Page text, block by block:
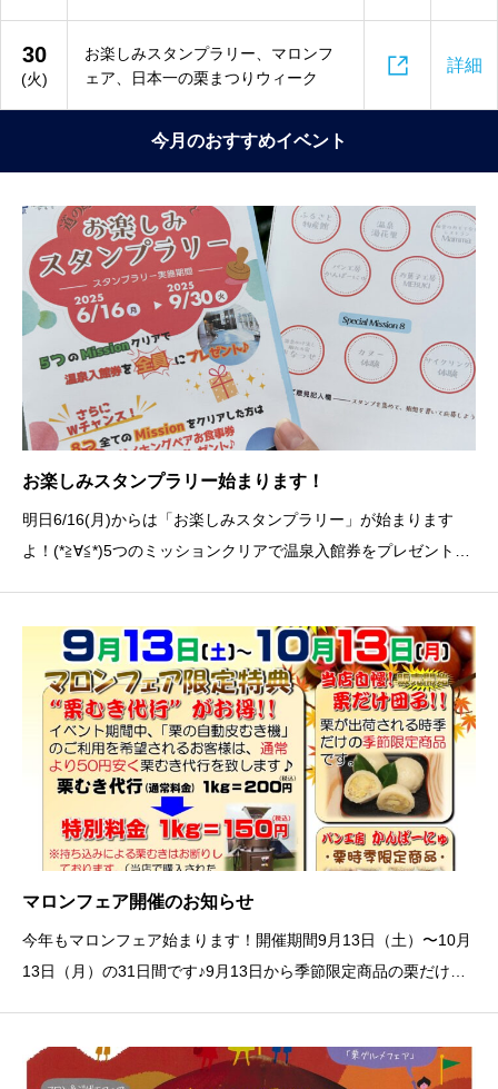
30
(火)
お楽しみスタンプラリー、マロンフ
ェア、日本一の栗まつりウィーク
 詳細
今月のおすすめイベント
お楽しみスタンプラリー始まります！
明日6/16(月)からは「お楽しみスタンプラリー」が始まります
よ！(*≧∀≦*)5つのミッションクリアで温泉入館券をプレゼントし
てありますので確認してください
マロンフェア開催のお知らせ
今年もマロンフェア始まります！開催期間9月13日（土）〜10月
13日（月）の31日間です♪9月13日から季節限定商品の栗だけ団
された栗のみ対応してお